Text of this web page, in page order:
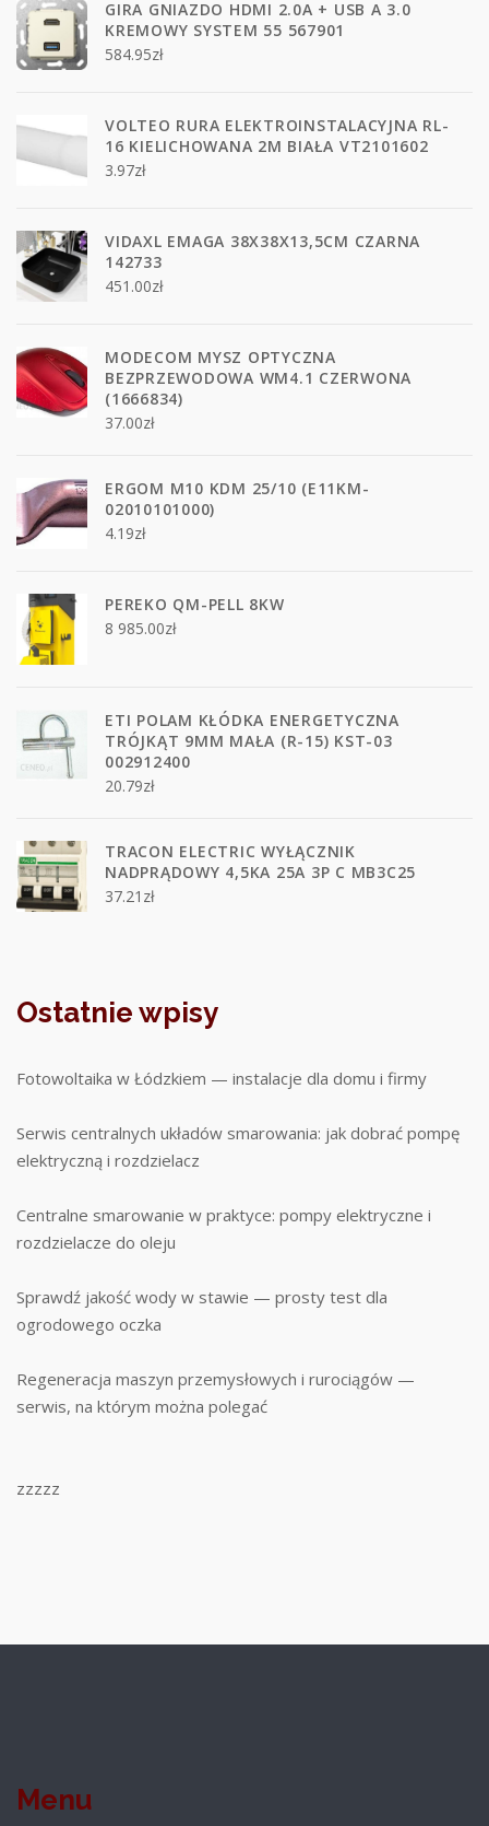
GIRA GNIAZDO HDMI 2.0A + USB A 3.0
KREMOWY SYSTEM 55 567901
584.95zł
VOLTEO RURA ELEKTROINSTALACYJNA RL-
16 KIELICHOWANA 2M BIAŁA VT2101602
3.97zł
VIDAXL EMAGA 38X38X13,5CM CZARNA
142733
451.00zł
MODECOM MYSZ OPTYCZNA
BEZPRZEWODOWA WM4.1 CZERWONA
(1666834)
37.00zł
ERGOM M10 KDM 25/10 (E11KM-
02010101000)
4.19zł
PEREKO QM-PELL 8KW
8 985.00zł
ETI POLAM KŁÓDKA ENERGETYCZNA
TRÓJKĄT 9MM MAŁA (R-15) KST-03
002912400
20.79zł
TRACON ELECTRIC WYŁĄCZNIK
NADPRĄDOWY 4,5KA 25A 3P C MB3C25
37.21 zł
Ostatnie wpisy
Fotowoltaika w Łódzkiem — instalacje dla domu i firmy
Serwis centralnych układów smarowania: jak dobrać pompę
elektryczną i rozdzielacz
Centralne smarowanie w praktyce: pompy elektryczne i
rozdzielacze do oleju
Sprawdź jakość wody w stawie — prosty test dla
ogrodowego oczka
Regeneracja maszyn przemysłowych i rurociągów —
serwis, na którym można polegać
zzzzz
Menu